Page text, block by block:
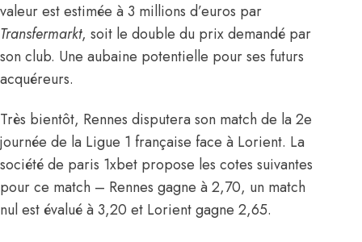
valeur est estimée à 3 millions d’euros par
Transfermarkt, soit le double du prix demandé par
son club. Une aubaine potentielle pour ses futurs
acquéreurs.
Très bientôt, Rennes disputera son match de la 2e
journée de la Ligue 1 française face à Lorient. La
société de paris 1xbet propose les cotes suivantes
pour ce match – Rennes gagne à 2,70, un match
nul est évalué à 3,20 et Lorient gagne 2,65.